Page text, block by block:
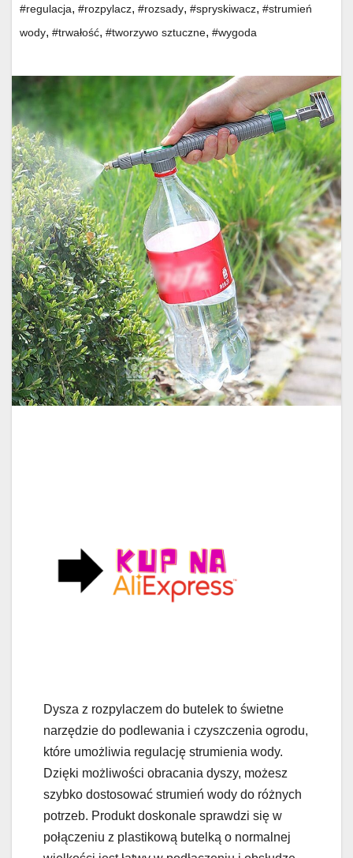
#regulacja, #rozpylacz, #rozsady, #spryskiwacz, #strumień
wody, #trwałość, #tworzywo sztuczne, #wygoda
Dysza z rozpylaczem do butelek to świetne
narzędzie do podlewania i czyszczenia ogrodu,
które umożliwia regulację strumienia wody.
Dzięki możliwości obracania dyszy, możesz
szybko dostosować strumień wody do różnych
potrzeb. Produkt doskonale sprawdzi się w
połączeniu z plastikową butelką o normalnej